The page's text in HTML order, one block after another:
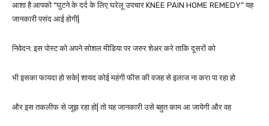
आशा है आपको “घुटने के दर्द के लिए घरेलू उपचार KNEE PAIN HOME REMEDY” यह
जानकारी पसंद आई होगी|
निवेदन: इस पोस्ट को अपने सोशल मीडिया पर जरुर शेअर करे ताकि दूसरों को
भी इसका फायदा हो सके| शायद कोई महंगी फीस की वजह से इलाज ना करा पा रहा हो
और इस तकलीफ से जूझ रहा हो| तो यह जानकारी उसे बहुत काम आ जायेगी और वह